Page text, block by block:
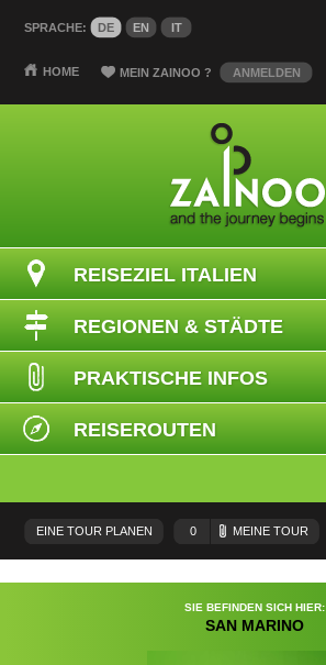
SIE BEFINDEN SICH HIER:
SAN MARINO
SPRACHE: DE EN IT
HOME MEIN ZAINOO? ANMELDEN
REISEZIEL ITALIEN
REGIONEN & STÄDTE
PRAKTISCHE INFOS
REISEROUTEN
EINE TOUR PLANEN 0 MEINE TOUR